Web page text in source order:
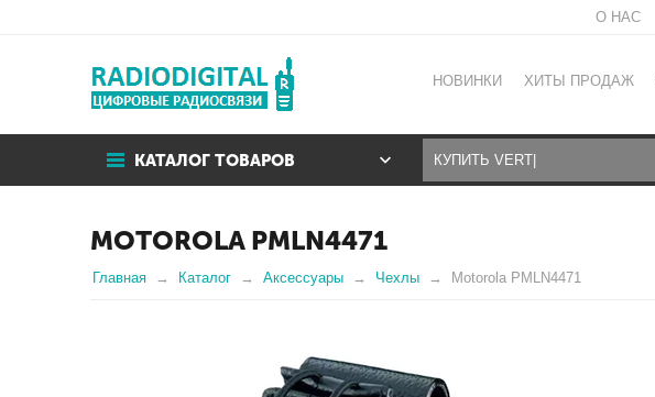
О НАС
НОВИНКИ ХИТЫ ПРОДАЖ
КАТАЛОГ ТОВАРОВ
MOTOROLA PMLN4471
Главная Каталог Аксессуары Чехлы Motorola PMLN4471